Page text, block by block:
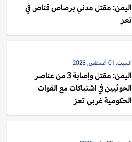
اليمن: مقتل مدني برصاص قناص في
تعز
السبت, 01 أغسطس, 2026
اليمن: مقتل وإصابة 3 من عناصر
الحوثيين في اشتباكات مع القوات
الحكومية غربي تعز